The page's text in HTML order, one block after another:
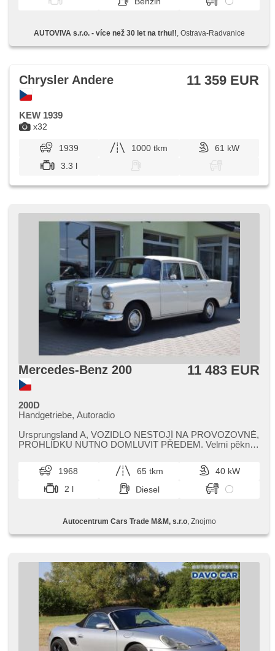
AUTOVIVA s.r.o. - více než 30 let na trhu!! , Ostrava-Radvanice
x32
Chrysler Andere 11 359 EUR
KEW 1939
1939 1000 tkm
61 kW
3.3 l
Mercedes-Benz 200 11 483 EUR
200D
Handgetriebe, Autoradio
Ursprungsland A,​ VOZIDLO NESTOJÍ NA PROVOZOVNĚ,​
PROHLÍDKU NUTNO DOMLUVIT PŘEDEM. Velmi pěkný
1968 65 tkm
40 kW
2 l
Diesel
Autocentrum Cars Trade M&M, s.r.o, Znojmo